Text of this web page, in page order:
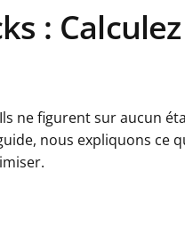
:
ne figurent sur aucun
nous expliquons ce